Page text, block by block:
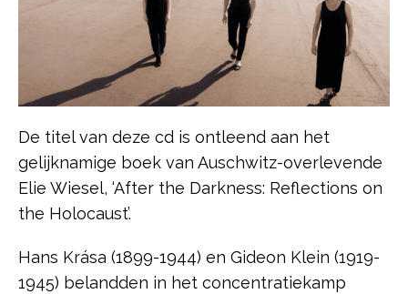
De titel van deze cd is ontleend aan het
gelijknamige boek van Auschwitz-overlevende
Elie Wiesel, ‘After the Darkness: Reflections on
the Holocaust’.
Hans Krása (1899-1944) en Gideon Klein (1919-
1945) belandden in het concentratiekamp